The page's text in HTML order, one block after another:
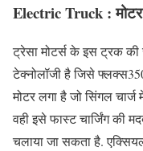
Electric Truck : मोटर
ट्रेसा मोटर्स के इस ट्रक
टेक्‍नोलॉजी है जिसे
मोटर लगा है जो सिंगल
वही इसे फास्ट चार्जिंग की
चलाया जा सकता है.